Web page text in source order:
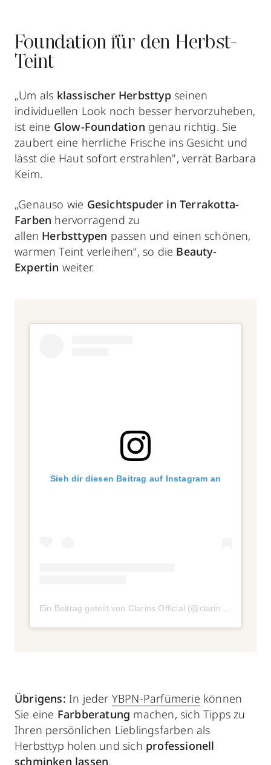
Foundation für den Herbst-
Teint
„Um als klassischer Herbsttypseinen
individuellen Look noch besser hervorzuheben,
ist eine Glow-Foundation genau richtig. Sie
zaubert eine herrliche Frische ins Gesicht und
lässt die Haut sofort erstrahlen", verrät Barbara
Keim.
„Genauso wie Gesichtspuder inTerrakotta-
Farben hervorragend zu
allen Herbsttypen passen und einen schönen,
warmen Teint verleihen“, so die Beauty-
Expertin weiter.
Sieh dir diesen Beitrag auf Instagram an
Ein Beitrag geteilt von Clarins Official (@clarinsofficial)
Übrigens: In jeder YBPN-Parfümerie können
Sie eine Farbberatung machen, sich Tipps zu
Ihren persönlichen Lieblingsfarben als
Herbsttyp holen und sich professionell
schminken lassen.